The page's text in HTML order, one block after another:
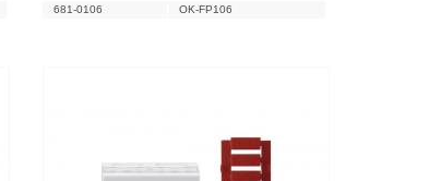
681-0106 OK-FP106